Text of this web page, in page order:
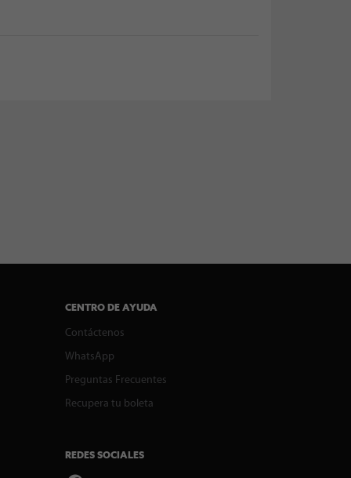
CENTRO DE AYUDA
Contáctenos
WhatsApp
Preguntas Frecuentes
Recupera tu boleta
REDES SOCIALES